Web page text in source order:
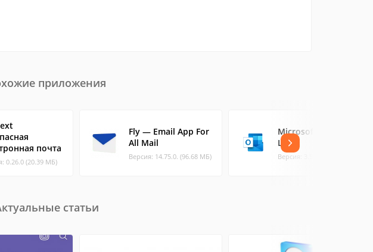
приложения
почта
0.26.0 (20.39 МБ)
Fly — Email App For
All Mail
Версия: 14.75.0. (96.68 МБ)
Microsoft Outlook
Lite
Версия: 3.58.0 (7.8 МБ)
статьи